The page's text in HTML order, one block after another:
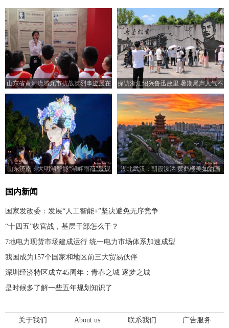
山东省黄河流域九市抗战英烈事迹展在
济南开展
探访浙江绍兴鲁迅故里 暑期尾声人气不
减
山东济南：大明湖智能“湖畔雨荷”景观
湖北武汉：朝霞泼洒 黄鹤楼美如油画
国内新闻
国家发改委：发展“人工智能+”坚决避免无序竞争
“十四五”收官战，基层干部怎么干？
7地电力现货市场建成运行 统一电力市场体系加速成型
我国成为157个国家和地区前三大贸易伙伴
深圳经济特区成立45周年：青春之城 逐梦之城
是时候多了解一些五年规划知识了
关于我们 About us 联系我们 广告服务